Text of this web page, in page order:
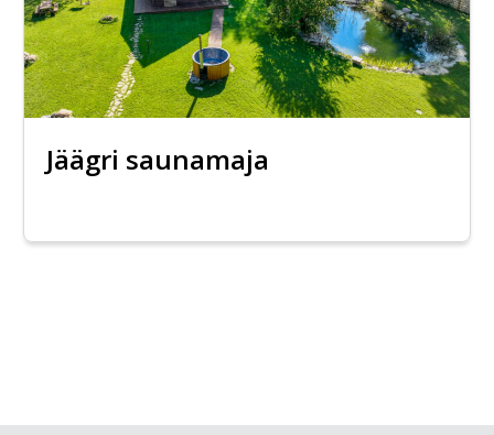
Jäägri saunamaja